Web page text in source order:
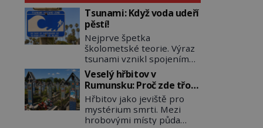
Tsunami: Když voda udeří
pěstí!
Nejprve špetka
školometské teorie. Výraz
tsunami vznikl spojením
japonských slov tsu
(přístav) a nami (vlna).
Jedná se o dlouhou vlnu,
která je na volném moři
takřka nepostřehnutelná.
Ačkoli je vlnová délka
Veselý hřbitov v
Rumunsku: Proč zde třou
pohřební plačky bídu s
nouzí?
Hřbitov jako jeviště pro
mystérium smrti. Mezi
hrobovými místy půda